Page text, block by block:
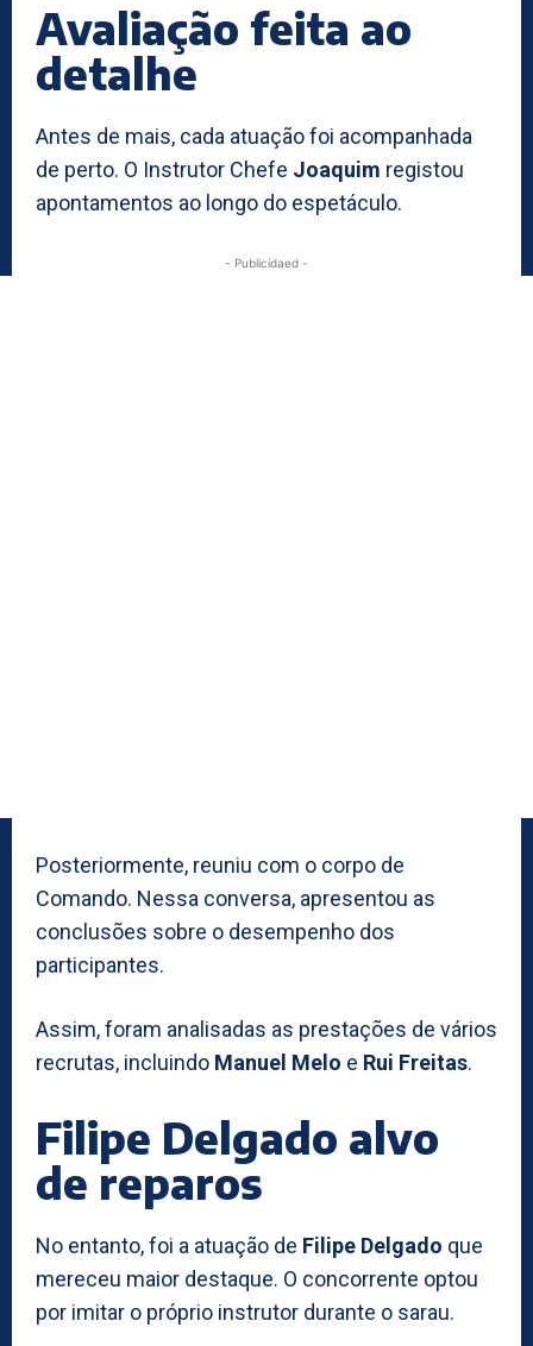
Avaliação feita ao
detalhe
Antes de mais, cada atuação foi acompanhada
de perto. O Instrutor Chefe Joaquim registou
apontamentos ao longo do espetáculo.
- Publicidaed -
Posteriormente, reuniu com o corpo de
Comando. Nessa conversa, apresentou as
conclusões sobre o desempenho dos
participantes.
Assim, foram analisadas as prestações de vários
recrutas, incluindo Manuel Melo e Rui Freitas.
Filipe Delgado alvo
de reparos
No entanto, foi a atuação de Filipe Delgado que
mereceu maior destaque. O concorrente optou
por imitar o próprio instrutor durante o sarau.